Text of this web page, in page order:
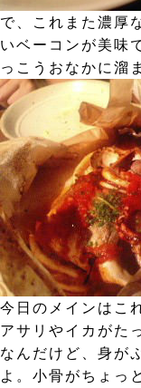
で、これまた濃厚
いベーコンが美味
っこうおなかに溜
今日のメインはこ
アサリやイカがた
なんだけど、身が
よ。小骨がちょっ